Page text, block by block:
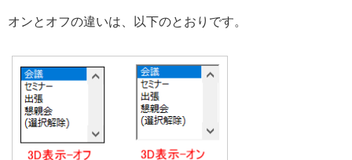
オンとオフの違いは、以下のとおりです。